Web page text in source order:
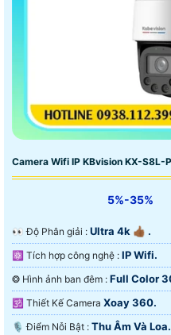
Camera Wifi IP KBvision KX-S8L-
5%-35%
️👀 Độ Phân giải : Ultra 4k 👍🏾 .
⚛️ Tích hợp công nghệ : IP Wifi.
❂ Hình ảnh ban đêm : Full Color
🕉️ Thiết Kế Camera Xoay 360.
️🎙 Điểm Nỗi Bật : Thu Âm Và Loa.